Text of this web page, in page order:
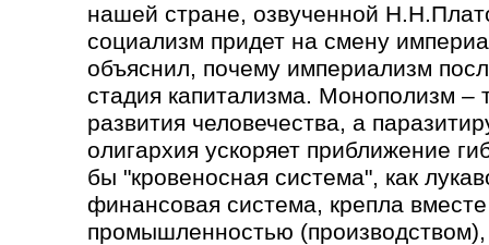
нашей стране, озвученной
социализм придет на смену
объяснил, почему империализм
стадия капитализма. Монополизм –
развития человечества, а
олигархия ускоряет приближение
бы "кровеносная система", как
финансовая система, крепла
промышленностью (производством),